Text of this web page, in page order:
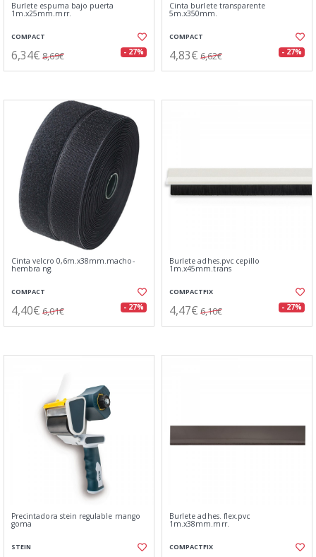
Burlete espuma bajo puerta
1m.x25mm.mrr.
COMPACT
6,34€ 8,69€ - 27%
Cinta burlete transparente
5m.x350mm.
COMPACT
4,83€ 6,62€ - 27%
Cinta velcro 0,6m.x38mm.macho-
hembra ng.
COMPACT
4,40€ 6,01€ - 27%
Burlete adhes.pvc cepillo
1m.x45mm.trans
COMPACTFIX
4,47€ 6,10€ - 27%
Precintadora stein regulable mango
goma
STEIN
Burlete adhes. flex.pvc
1m.x38mm.mrr.
COMPACTFIX